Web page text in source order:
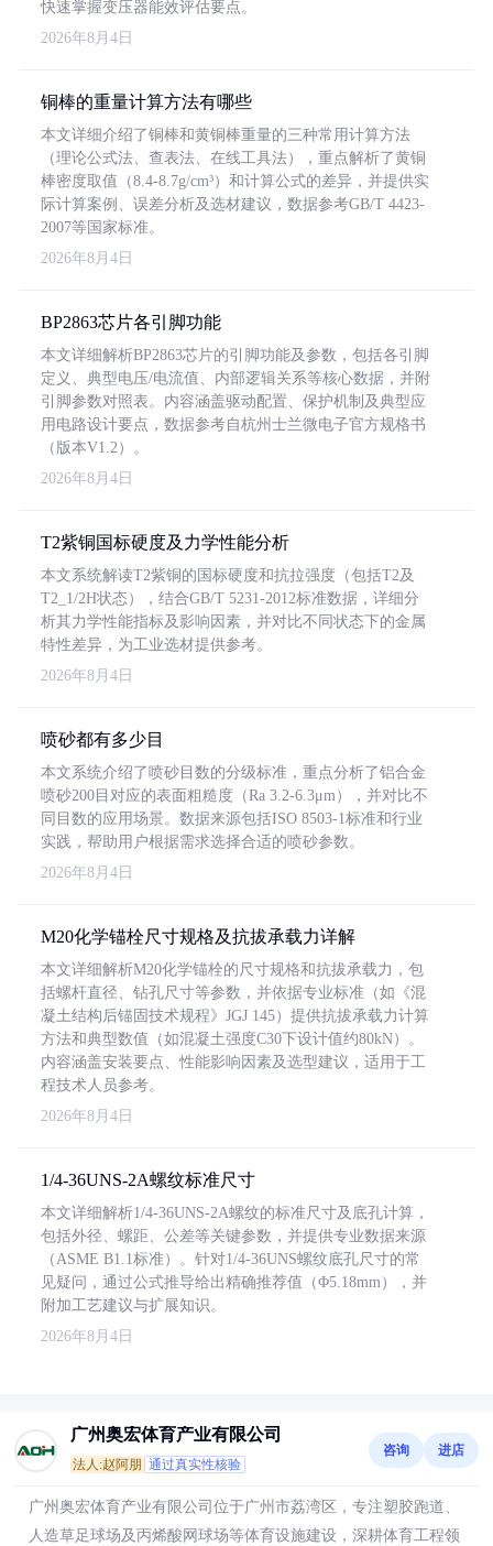
快速掌握变压器能效评估要点。
2026年8月4日
铜棒的重量计算方法有哪些
本文详细介绍了铜棒和黄铜棒重量的三种常用计算方法
（理论公式法、查表法、在线工具法），重点解析了黄铜
棒密度取值（8.4-8.7g/cm³）和计算公式的差异，并提供实
际计算案例、误差分析及选材建议，数据参考GB/T 4423-
2007等国家标准。
2026年8月4日
BP2863芯片各引脚功能
本文详细解析BP2863芯片的引脚功能及参数，包括各引脚
定义、典型电压/电流值、内部逻辑关系等核心数据，并附
引脚参数对照表。内容涵盖驱动配置、保护机制及典型应
用电路设计要点，数据参考自杭州士兰微电子官方规格书
（版本V1.2）。
2026年8月4日
T2紫铜国标硬度及力学性能分析
本文系统解读T2紫铜的国标硬度和抗拉强度（包括T2及
T2_1/2H状态），结合GB/T 5231-2012标准数据，详细分
析其力学性能指标及影响因素，并对比不同状态下的金属
特性差异，为工业选材提供参考。
2026年8月4日
喷砂都有多少目
本文系统介绍了喷砂目数的分级标准，重点分析了铝合金
喷砂200目对应的表面粗糙度（Ra 3.2-6.3μm），并对比不
同目数的应用场景。数据来源包括ISO 8503-1标准和行业
实践，帮助用户根据需求选择合适的喷砂参数。
2026年8月4日
M20化学锚栓尺寸规格及抗拔承载力详解
本文详细解析M20化学锚栓的尺寸规格和抗拔承载力，包
括螺杆直径、钻孔尺寸等参数，并依据专业标准（如《混
凝土结构后锚固技术规程》JGJ 145）提供抗拔承载力计算
方法和典型数值（如混凝土强度C30下设计值约80kN）。
内容涵盖安装要点、性能影响因素及选型建议，适用于工
程技术人员参考。
2026年8月4日
1/4-36UNS-2A螺纹标准尺寸
本文详细解析1/4-36UNS-2A螺纹的标准尺寸及底孔计算，
包括外径、螺距、公差等关键参数，并提供专业数据来源
（ASME B1.1标准）。针对1/4-36UNS螺纹底孔尺寸的常
见疑问，通过公式推导给出精确推荐值（Φ5.18mm），并
附加工艺建议与扩展知识。
2026年8月4日
广州奥宏体育产业有限公司
法人:赵阿朋 通过真实性核验
咨询 进店
广州奥宏体育产业有限公司位于广州市荔湾区，专注塑胶跑道、
人造草足球场及丙烯酸网球场等体育设施建设，深耕体育工程领